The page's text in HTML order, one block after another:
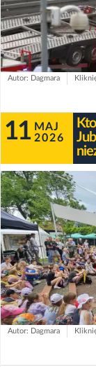
Autor: Dagmara
11 MAJ
2026
Autor: Dagmara